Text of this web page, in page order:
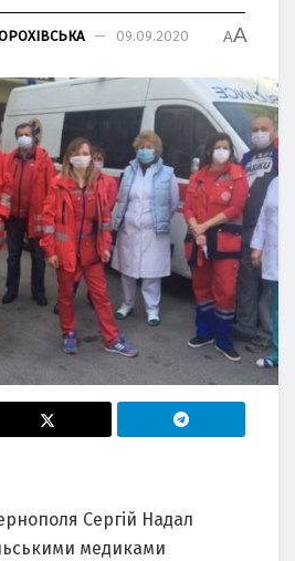
09.09.2020 AA
Сергій Надал
медиками